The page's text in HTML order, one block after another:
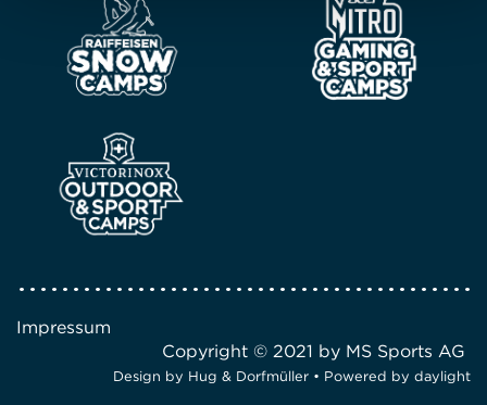
Impressum
Copyright © 2021 by MS Sports AG
Design by Hug & Dorfmüller • Powered by daylight